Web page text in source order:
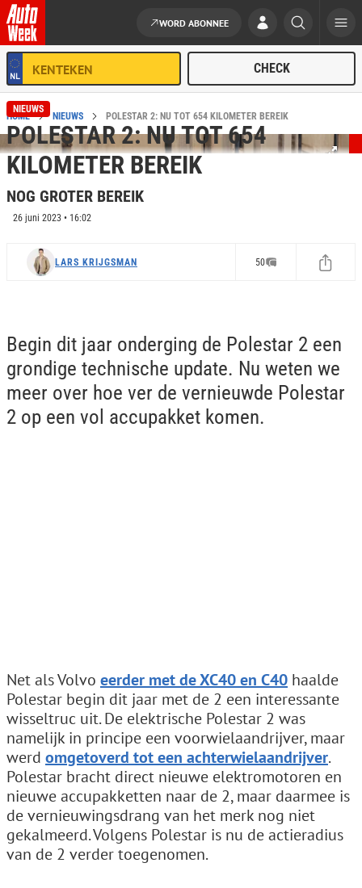
Ga naar de inhoud
WORD ABONNEE
HOME NIEUWS POLESTAR 2: NU TOT 654 KILOMETER BEREIK
NIEUWS
POLESTAR 2: NU TOT 654
KILOMETER BEREIK
NOG GROTER BEREIK
26 juni 2023 • 16:02
LARS KRIJGSMAN 50
Begin dit jaar onderging de Polestar 2 een
grondige technische update. Nu weten we
meer over hoe ver de vernieuwde Polestar
2 op een vol accupakket komen.
Net als Volvo eerder met de XC40 en C40 haalde
Polestar begin dit jaar met de 2 een interessante
wisseltruc uit. De elektrische Polestar 2 was
namelijk in principe een voorwielaandrijver, maar
werd omgetoverd tot een achterwielaandrijver.
Polestar bracht direct nieuwe elektromotoren en
nieuwe accupakketten naar de 2, maar daarmee is
de vernieuwingsdrang van het merk nog niet
gekalmeerd. Volgens Polestar is nu de actieradius
van de 2 verder toegenomen.